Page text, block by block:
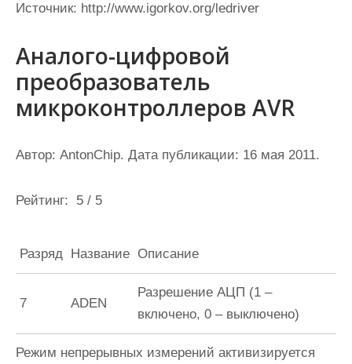
Источник: http://www.igorkov.org/ledriver
Аналого-цифровой
преобразователь
микроконтроллеров AVR
Автор: AntonChip. Дата публикации: 16 мая 2011.
Рейтинг: 5 / 5
Разряд Название Описание
7 ADEN
Разрешение АЦП (1 –
включено, 0 – выключено)
Режим непрерывных измерений активизируется